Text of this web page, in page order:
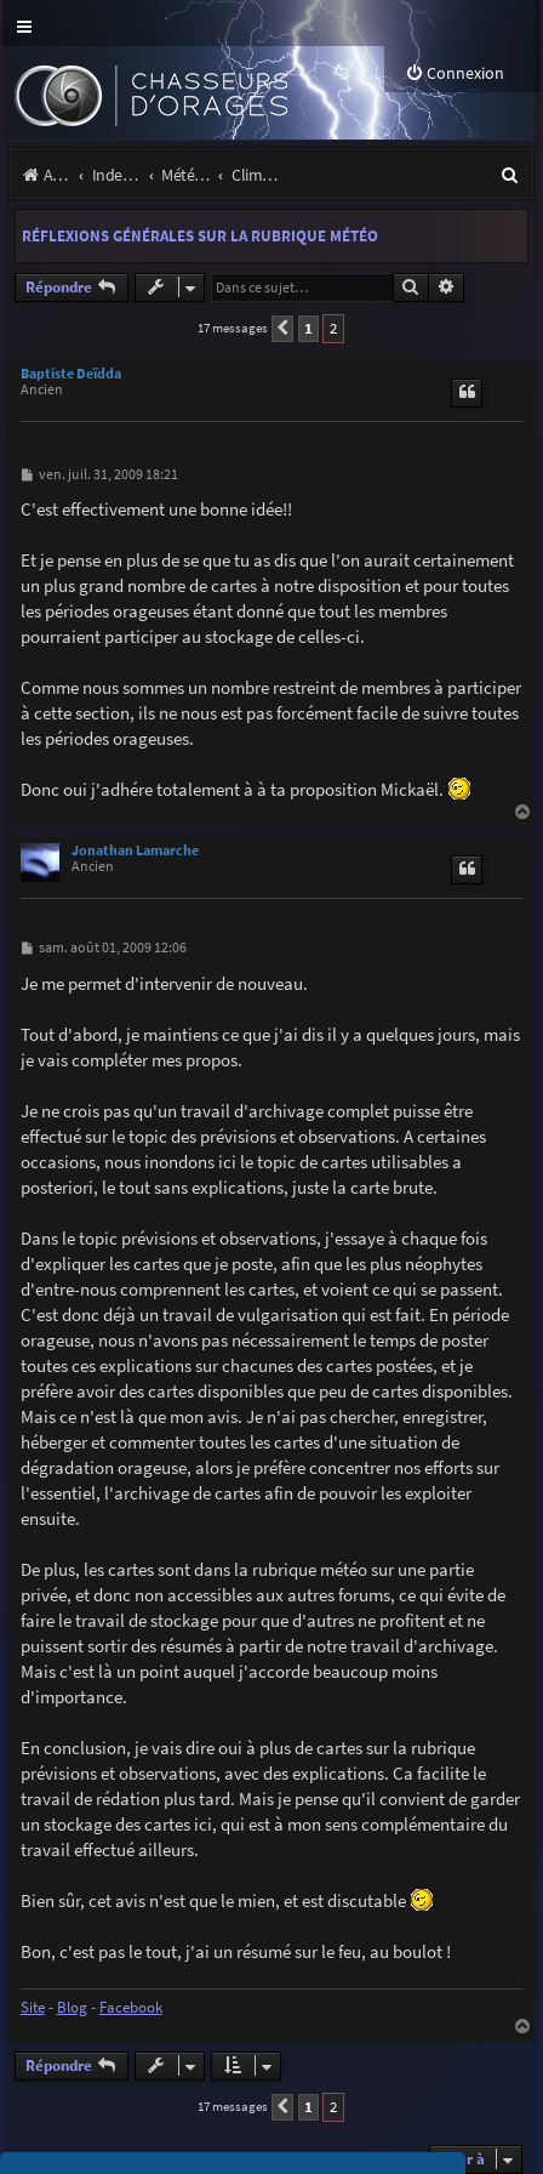
Connexion
Accueil Index du forum Météo et climatologie des orages Climatologie des orages
e
h
RÉFLEXIONS GÉNÉRALES SUR LA RUBRIQUE MÉTÉO
Répondre Rechercher
17 messages Précédente
1 2
Baptiste Deïdda
Ancien
M
s
s
g
e
ven. juil. 31, 2009 18:21
C'est effectivement une bonne idée!!
Et je pense en plus de se que tu as dis que l'on aurait certainement
un plus grand nombre de cartes à notre disposition et pour toutes
les périodes orageuses étant donné que tout les membres
pourraient participer au stockage de celles-ci.
Comme nous sommes un nombre restreint de membres à participer
à cette section, ils ne nous est pas forcément facile de suivre toutes
les périodes orageuses.
Donc oui j'adhére totalement à à ta proposition Mickaël.
Jonathan Lamarche
Ancien
M
s
s
e
sam. août 01, 2009 12:06
Je me permet d'intervenir de nouveau.
Tout d'abord, je maintiens ce que j'ai dis il y a quelques jours, mais
je vais compléter mes propos.
Je ne crois pas qu'un travail d'archivage complet puisse être
effectué sur le topic des prévisions et observations. A certaines
occasions, nous inondons ici le topic de cartes utilisables a
posteriori, le tout sans explications, juste la carte brute.
Dans le topic prévisions et observations, j'essaye à chaque fois
d'expliquer les cartes que je poste, afin que les plus néophytes
d'entre-nous comprennent les cartes, et voient ce qui se passent.
C'est donc déjà un travail de vulgarisation qui est fait. En période
orageuse, nous n'avons pas nécessairement le temps de poster
toutes ces explications sur chacunes des cartes postées, et je
préfère avoir des cartes disponibles que peu de cartes disponibles.
Mais ce n'est là que mon avis. Je n'ai pas chercher, enregistrer,
héberger et commenter toutes les cartes d'une situation de
dégradation orageuse, alors je préfère concentrer nos efforts sur
l'essentiel, l'archivage de cartes afin de pouvoir les exploiter
ensuite.
De plus, les cartes sont dans la rubrique météo sur une partie
privée, et donc non accessibles aux autres forums, ce qui évite de
faire le travail de stockage pour que d'autres ne profitent et ne
puissent sortir des résumés à partir de notre travail d'archivage.
Mais c'est là un point auquel j'accorde beaucoup moins
d'importance.
En conclusion, je vais dire oui à plus de cartes sur la rubrique
prévisions et observations, avec des explications. Ca facilite le
travail de rédation plus tard. Mais je pense qu'il convient de garder
un stockage des cartes ici, qui est à mon sens complémentaire du
travail effectué ailleurs.
Bien sûr, cet avis n'est que le mien, et est discutable
Bon, c'est pas le tout, j'ai un résumé sur le feu, au boulot !
Site- Blog- Facebook
a
Répondre
17 messages Précédente
1 2
Aller à